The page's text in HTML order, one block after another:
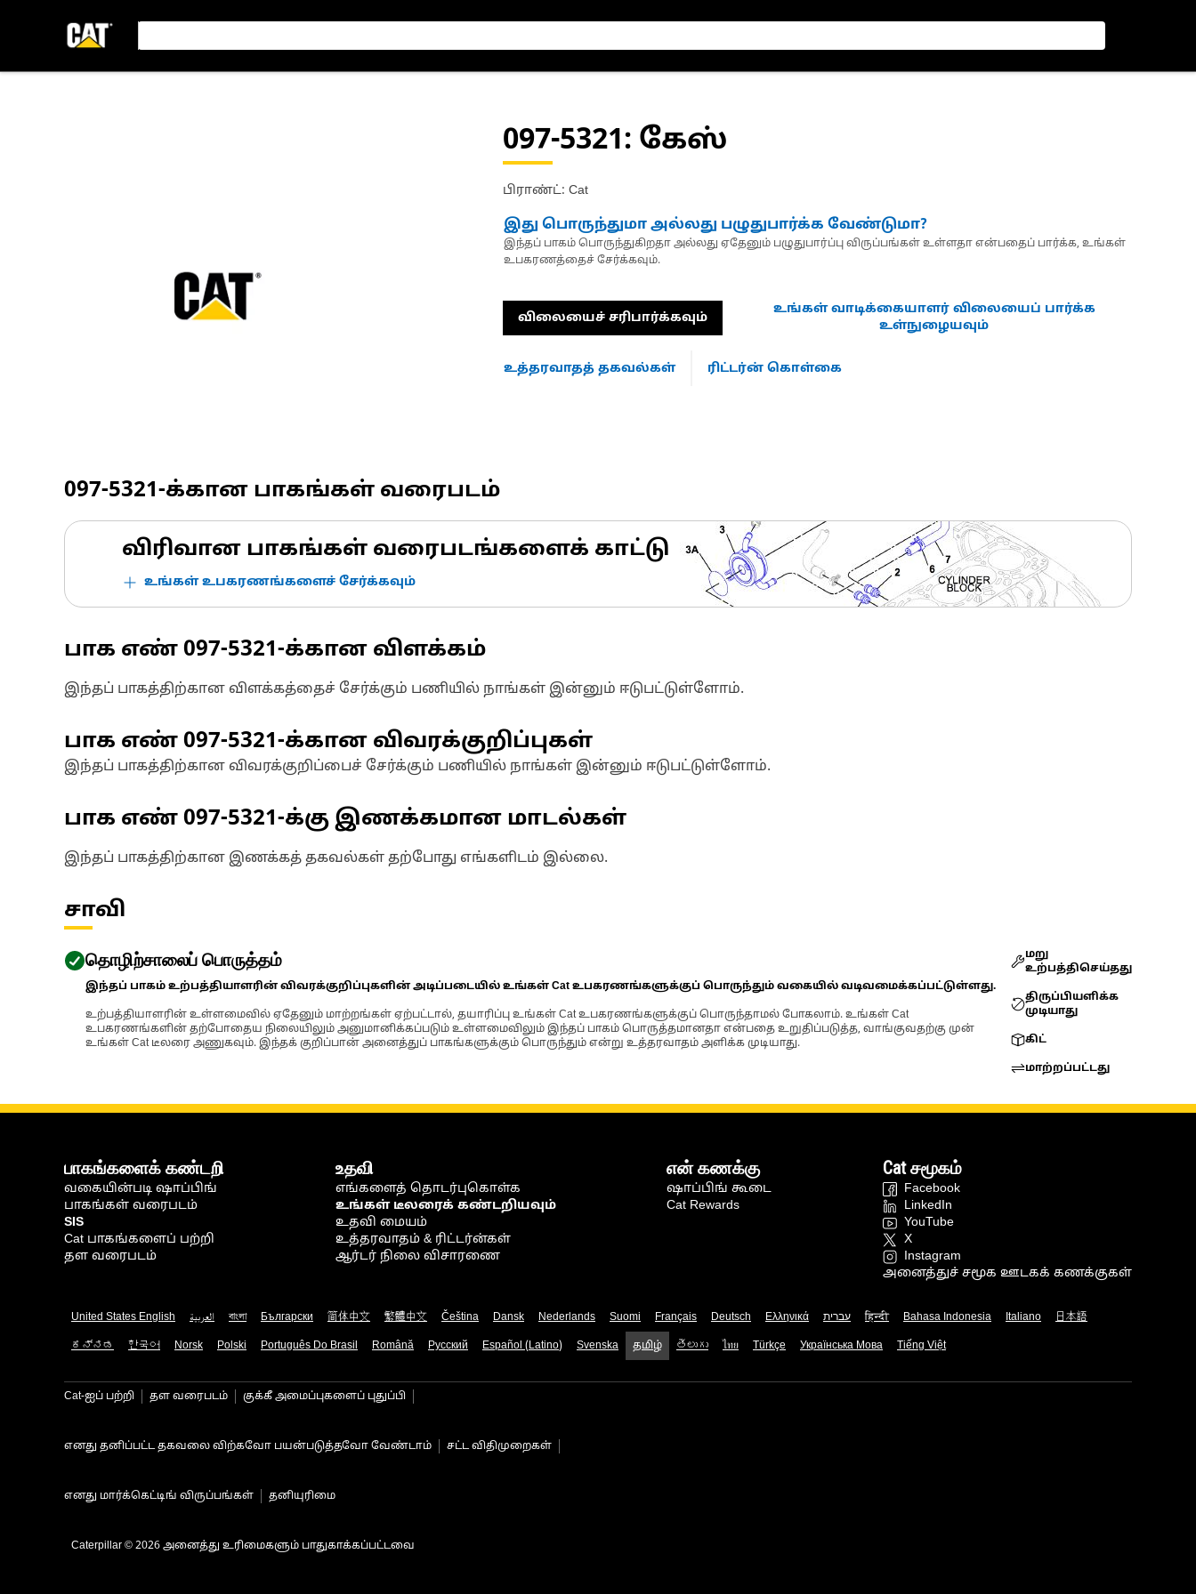
097-5321: கேஸ்
பிராண்ட்: Cat
இது பொருந்துமா அல்லது பழுதுபார்க்க வேண்டுமா?
இந்தப் பாகம் பொருந்துகிறதா அல்லது ஏதேனும் பழுதுபார்ப்பு விருப்பங்கள் உள்ளதா என்பதைப் பார்க்க, உங்கள்
உபகரணத்தைச் சேர்க்கவும்.
விலையைச் சரிபார்க்கவும்
உங்கள் வாடிக்கையாளர் விலையைப் பார்க்க
உள்நுழையவும்
உத்தரவாதத் தகவல்கள் ரிட்டர்ன் கொள்கை
097-5321-க்கான பாகங்கள் வரைபடம்
விரிவான பாகங்கள் வரைபடங்களைக் காட்டு
உங்கள் உபகரணங்களைச் சேர்க்கவும்
பாக எண் 097-5321-க்கான விளக்கம்
இந்தப் பாகத்திற்கான விளக்கத்தைச் சேர்க்கும் பணியில் நாங்கள் இன்னும் ஈடுபட்டுள்ளோம்.
பாக எண் 097-5321-க்கான விவரக்குறிப்புகள்
இந்தப் பாகத்திற்கான விவரக்குறிப்பைச் சேர்க்கும் பணியில் நாங்கள் இன்னும் ஈடுபட்டுள்ளோம்.
பாக எண் 097-5321-க்கு இணக்கமான மாடல்கள்
இந்தப் பாகத்திற்கான இணக்கத் தகவல்கள் தற்போது எங்களிடம் இல்லை.
சாவி
தொழிற்சாலைப் பொருத்தம்
இந்தப் பாகம் உற்பத்தியாளரின் விவரக்குறிப்புகளின் அடிப்படையில் உங்கள் Cat உபகரணங்களுக்குப் பொருந்தும் வகையில் வடிவமைக்கப்பட்டுள்ளது.
உற்பத்தியாளரின் உள்ளமைவில் ஏதேனும் மாற்றங்கள் ஏற்பட்டால், தயாரிப்பு உங்கள் Cat உபகரணங்களுக்குப் பொருந்தாமல் போகலாம். உங்கள் Cat
உபகரணங்களின் தற்போதைய நிலையிலும் அனுமானிக்கப்படும் உள்ளமைவிலும் இந்தப் பாகம் பொருத்தமானதா என்பதை உறுதிப்படுத்த, வாங்குவதற்கு முன்
உங்கள் Cat டீலரை அணுகவும். இந்தக் குறிப்பான் அனைத்துப் பாகங்களுக்கும் பொருந்தும் என்று உத்தரவாதம் அளிக்க முடியாது.
மறு
உற்பத்திசெய்தது
திருப்பியளிக்க
முடியாது
கிட்
மாற்றப்பட்டது
பாகங்களைக் கண்டறி
வகையின்படி ஷாப்பிங்
பாகங்கள் வரைபடம்
SIS
Cat பாகங்களைப் பற்றி
தள வரைபடம்
உதவி
எங்களைத் தொடர்புகொள்க
உங்கள் டீலரைக் கண்டறியவும்
உதவி மையம்
உத்தரவாதம் & ரிட்டர்ன்கள்
ஆர்டர் நிலை விசாரணை
என் கணக்கு
ஷாப்பிங் கூடை
Cat Rewards
Cat சமூகம்
Facebook
LinkedIn
YouTube
X
Instagram
அனைத்துச் சமூக ஊடகக் கணக்குகள்
United States English العربية বাংলা Български 简体中文 繁體中文 Čeština Dansk Nederlands Suomi Français Deutsch Ελληνικά עברית हिन्दी Bahasa Indonesia Italiano 日本語
ಕನ್ನಡ 한국어 Norsk Polski Português Do Brasil Română Русский Español (Latino) Svenska தமிழ் తెలుగు ไทย Türkçe Українська Мова Tiếng Việt
Cat-ஐப் பற்றி தள வரைபடம் குக்கீ அமைப்புகளைப் புதுப்பி
எனது தனிப்பட்ட தகவலை விற்கவோ பயன்படுத்தவோ வேண்டாம் சட்ட விதிமுறைகள்
எனது மார்க்கெட்டிங் விருப்பங்கள் தனியுரிமை
Caterpillar © 2026 அனைத்து உரிமைகளும் பாதுகாக்கப்பட்டவை